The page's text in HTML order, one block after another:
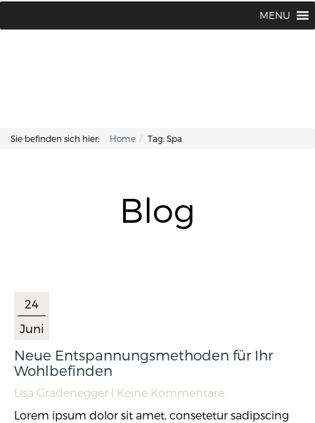
MENU
Sie befinden sich hier: Home Tag: Spa
Blog
24
Juni
Neue Entspannungsmethoden für Ihr
Wohlbefinden
Lisa Gradenegger | Keine Kommentare
Lorem ipsum dolor sit amet, consetetur sadipscing